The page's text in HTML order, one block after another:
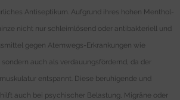
Antiseptikum. Aufgrund ihres hohen Menthol-
nicht nur schleimlösend oder antibakteriell und
gegen Atemwegs-Erkrankungen wie
auch als verdauungsfördernd, da der
entspannt. Diese beruhigende und
auch bei psychischer Belastung, Migräne oder